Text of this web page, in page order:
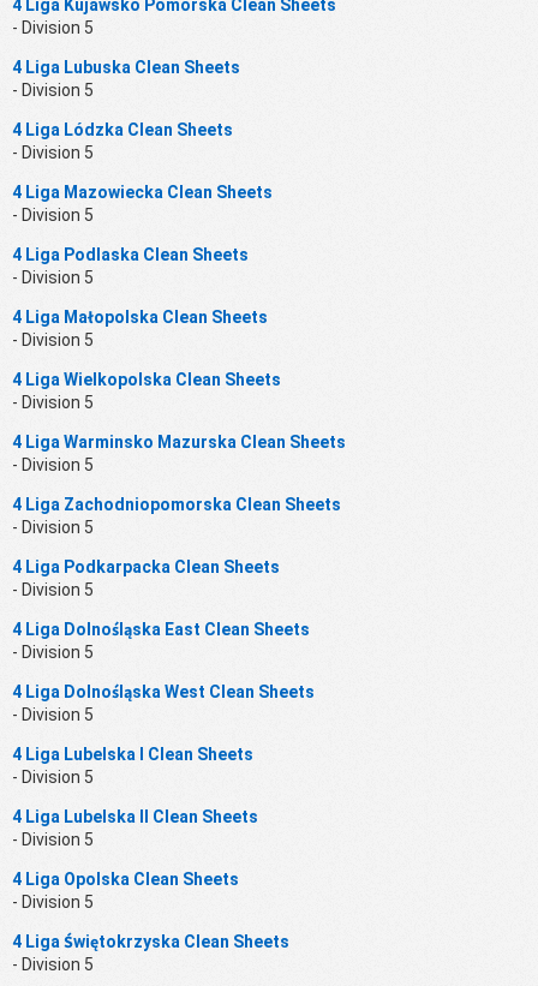
4 Liga Kujawsko Pomorska Clean Sheets
- Division 5
4 Liga Lubuska Clean Sheets
- Division 5
4 Liga Lódzka Clean Sheets
- Division 5
4 Liga Mazowiecka Clean Sheets
- Division 5
4 Liga Podlaska Clean Sheets
- Division 5
4 Liga Małopolska Clean Sheets
- Division 5
4 Liga Wielkopolska Clean Sheets
- Division 5
4 Liga Warminsko Mazurska Clean Sheets
- Division 5
4 Liga Zachodniopomorska Clean Sheets
- Division 5
4 Liga Podkarpacka Clean Sheets
- Division 5
4 Liga Dolnośląska East Clean Sheets
- Division 5
4 Liga Dolnośląska West Clean Sheets
- Division 5
4 Liga Lubelska I Clean Sheets
- Division 5
4 Liga Lubelska II Clean Sheets
- Division 5
4 Liga Opolska Clean Sheets
- Division 5
4 Liga Świętokrzyska Clean Sheets
- Division 5